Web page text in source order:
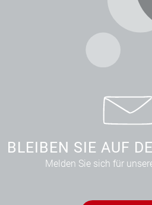
BLEIBEN SIE AUF
Melden Sie sich für